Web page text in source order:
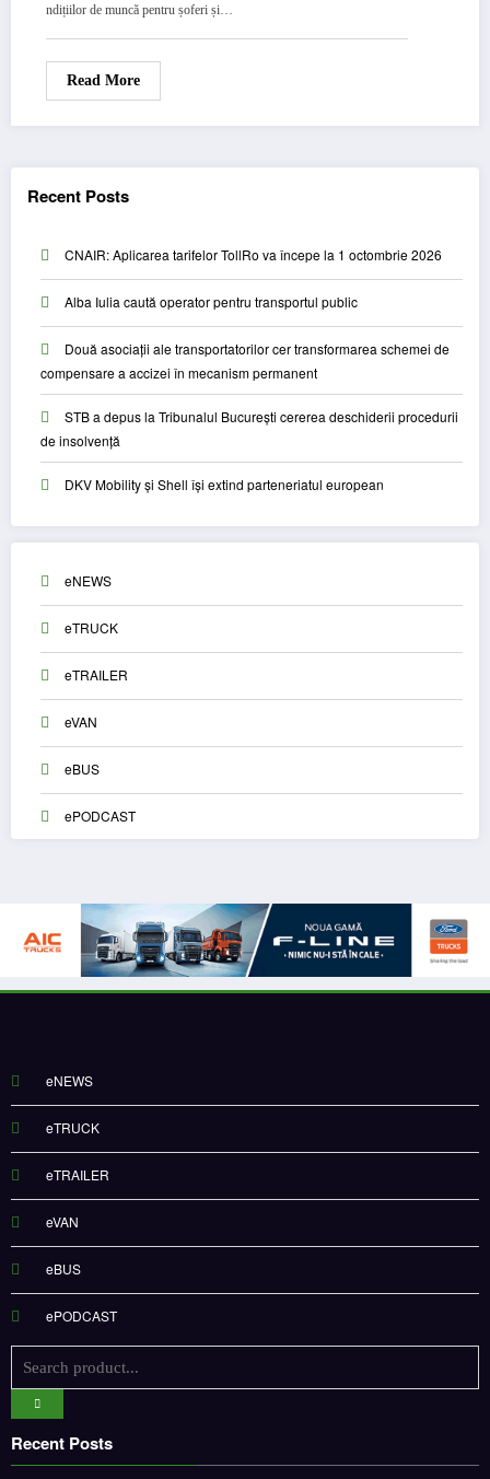
ndițiilor de muncă pentru șoferi și…
Read More
Recent Posts
CNAIR: Aplicarea tarifelor TollRo va începe la 1 octombrie 2026
Alba Iulia caută operator pentru transportul public
Două asociații ale transportatorilor cer transformarea schemei de
compensare a accizei în mecanism permanent
STB a depus la Tribunalul București cererea deschiderii procedurii
de insolvență
DKV Mobility și Shell își extind parteneriatul european
eNEWS
eTRUCK
eTRAILER
eVAN
eBUS
ePODCAST
eNEWS
eTRUCK
eTRAILER
eVAN
eBUS
ePODCAST
Recent Posts